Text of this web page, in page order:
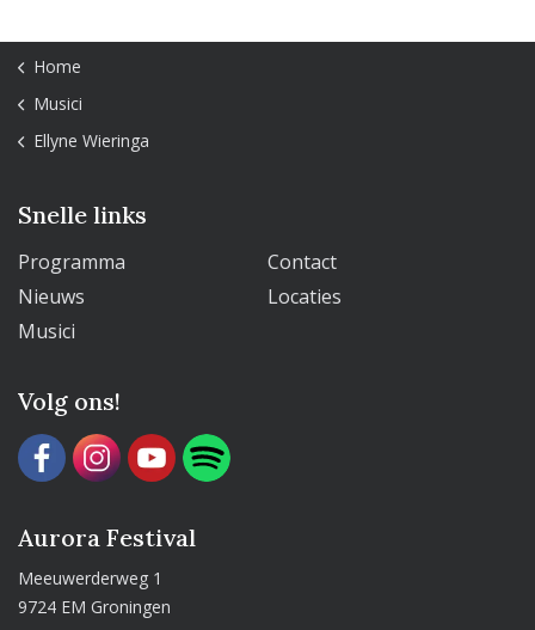
Home
Musici
Ellyne Wieringa
Snelle links
Programma
Contact
Nieuws
Locaties
Musici
Volg ons!
Aurora Festival
Meeuwerderweg 1
9724 EM Groningen